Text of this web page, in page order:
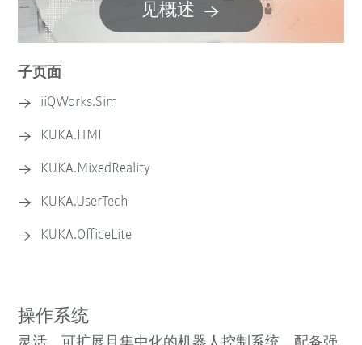
见概述
子页面
iiQWorks.Sim
KUKA.HMI
KUKA.MixedReality
KUKA.UserTech
KUKA.OfficeLite
操作系统